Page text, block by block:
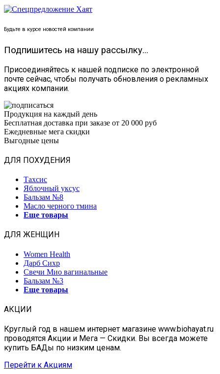
Будьте в курсе новостей компании
Подпишитесь на нашу рассылку...
Присоединяйтесь к нашей подписке по электронной
почте сейчас, чтобы получать обновления о рекламных
акциях компании.
Продукция на каждый день
Бесплатная доставка при заказе от 20 000 руб
Ежедневные мега скидки
Выгодные цены
ДЛЯ ПОХУДЕНИЯ
Тахсис
Яблочный уксус
Бальзам №8
Масло черного тмина
Еще товары
ДЛЯ ЖЕНЩИН
Women Health
Дарб Сихр
Свечи Мио вагинальные
Бальзам №3
Еще товары
АКЦИИ
Круглый год в нашем интернет магазине www.biohayat.ru
проводятся Акции и Мега — Скидки. Вы всегда можете
купить БАДы по низким ценам.
Перейти к Акциям